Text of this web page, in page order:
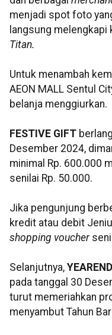
menjadi spot foto
langsung
Titan.
Untuk menambah
AEON MALL Sentul
belanja menggiurkan.
FESTIVE GIFT
Desember 2024,
minimal Rp. 600.000
senilai Rp. 50.000.
Jika pengunjung
kredit atau debit
shopping voucher
Selanjutnya,
pada tanggal 30
turut memeriahkan
menyambut Tahun